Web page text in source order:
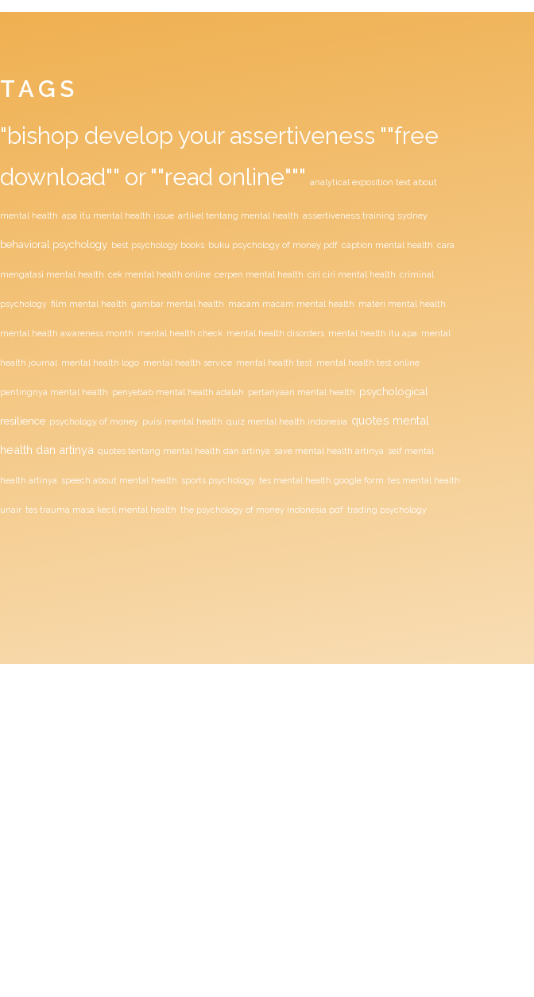
TAGS
"bishop develop your assertiveness ""free
download"" or ""read online""" analytical exposition text about
mental health apa itu mental health issue artikel tentang mental health assertiveness training sydney
behavioral psychology best psychology books buku psychology of money pdf caption mental health cara
mengatasi mental health cek mental health online cerpen mental health ciri ciri mental health criminal
psychology film mental health gambar mental health macam macam mental health materi mental health
mental health awareness month mental health check mental health disorders mental health itu apa mental
health journal mental health logo mental health service mental health test mental health test online
pentingnya mental health penyebab mental health adalah pertanyaan mental health psychological
resilience psychology of money puisi mental health quiz mental health indonesia quotes mental
health dan artinya quotes tentang mental health dan artinya save mental health artinya self mental
health artinya speech about mental health sports psychology tes mental health google form tes mental health
unair tes trauma masa kecil mental health the psychology of money indonesia pdf trading psychology